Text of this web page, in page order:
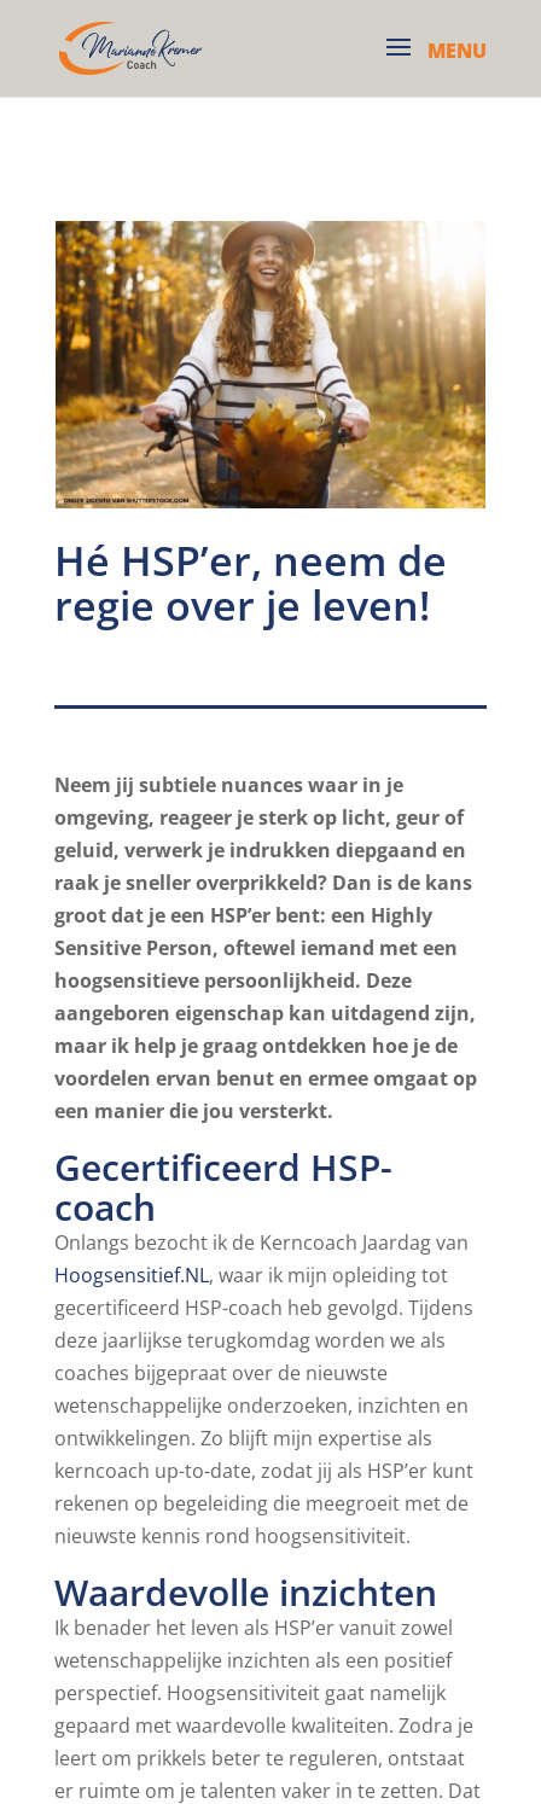
Hé HSP’er, neem de
regie over je leven!
Neem jij subtiele nuances waar in je
omgeving, reageer je sterk op licht, geur of
geluid, verwerk je indrukken diepgaand en
raak je sneller overprikkeld? Dan is de kans
groot dat je een HSP’er bent: een Highly
Sensitive Person, oftewel iemand met een
hoogsensitieve persoonlijkheid. Deze
aangeboren eigenschap kan uitdagend zijn,
maar ik help je graag ontdekken hoe je de
voordelen ervan benut en ermee omgaat op
een manier die jou versterkt.
Gecertificeerd HSP-
coach
Onlangs bezocht ik de Kerncoach Jaardag van
Hoogsensitief.NL, waar ik mijn opleiding tot
gecertificeerd HSP-coach heb gevolgd. Tijdens
deze jaarlijkse terugkomdag worden we als
coaches bijgepraat over de nieuwste
wetenschappelijke onderzoeken, inzichten en
ontwikkelingen. Zo blijft mijn expertise als
kerncoach up-to-date, zodat jij als HSP’er kunt
rekenen op begeleiding die meegroeit met de
nieuwste kennis rond hoogsensitiviteit.
Waardevolle inzichten
Ik benader het leven als HSP’er vanuit zowel
wetenschappelijke inzichten als een positief
perspectief. Hoogsensitiviteit gaat namelijk
gepaard met waardevolle kwaliteiten. Zodra je
leert om prikkels beter te reguleren, ontstaat
er ruimte om je talenten vaker in te zetten. Dat